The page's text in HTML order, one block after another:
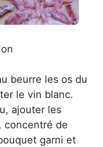
beurre les os du
le vin blanc.
ajouter les
concentré de
garni et